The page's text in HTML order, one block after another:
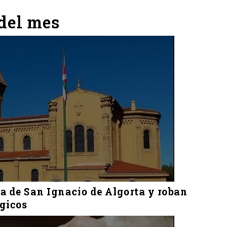
mes
de San Ignacio de Algorta y roban